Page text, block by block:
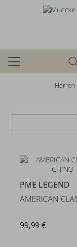
Herren
PME LEGEND
99,99 €